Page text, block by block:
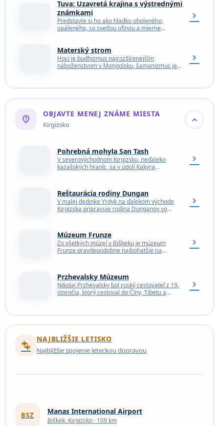
Tuva: Uzavretá krajina s výstrednými
známkami
Predstavte si ho ako hladko oholeného,
opáleného, so svetlou ofinou a mierne
chevron_right
Materský strom
Hoci je budhizmus najrozšírenejším
náboženstvom v Mongolsku, šamanizmus je
chevron_right
not_listed_location
OBJAVTE MENEJ ZNÁME MIESTA
Kirgizsko expand_more
Pohrebná mohyla San Tash
V severovýchodnom Kirgizsku, neďaleko
kazašských hraníc, sa v údolí Kakyra
chevron_right
Reštaurácia rodiny Dungan
V malej dedinke Yrdyk na ďalekom východe
Kirgizska pripravuje rodina Dunganov vo
chevron_right
Múzeum Frunze
Zo všetkých múzeí v Biškeku je múzeum
Frunze pravdepodobne najbohatšie na
búriacich…
chevron_right
Przhevalsky Múzeum
Nikolaj Przhevalsky bol ruský cestovateľ z 19.
storočia, ktorý cestoval do Číny, Tibetu a
chevron_right
connecting_airports
NAJBLIŽŠIE LETISKO
Najbližšie spojenie leteckou dopravou
BSZ Manas International Airport
Biškek, Kirgizsko · 109 km